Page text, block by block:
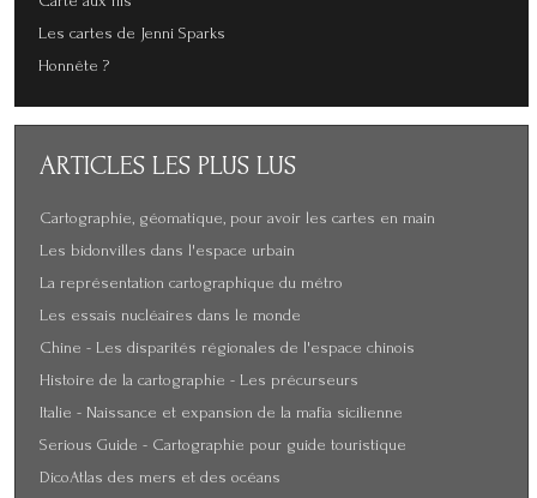
Les cartes de Jenni Sparks
Honnête ?
ARTICLES LES PLUS LUS
Cartographie, géomatique, pour avoir les cartes en main
Les bidonvilles dans l'espace urbain
La représentation cartographique du métro
Les essais nucléaires dans le monde
Chine - Les disparités régionales de l'espace chinois
Histoire de la cartographie - Les précurseurs
Italie - Naissance et expansion de la mafia sicilienne
Serious Guide - Cartographie pour guide touristique
DicoAtlas des mers et des océans